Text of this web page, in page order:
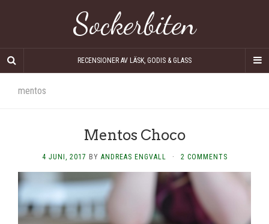
Sockerbiten
RECENSIONER AV LÄSK, GODIS & GLASS
mentos
Mentos Choco
4 JUNI, 2017 BY ANDREAS ENGVALL · 2 COMMENTS